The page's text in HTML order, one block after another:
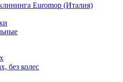
Euromop (Италия)
без колес